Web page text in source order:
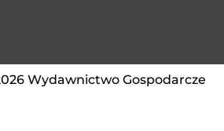
Wydawnictwo Gospodarcze